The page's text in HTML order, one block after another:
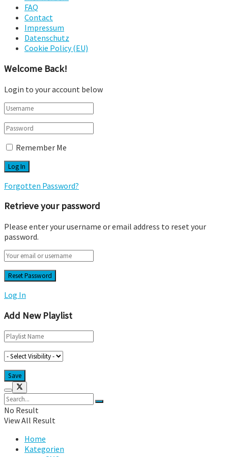
FAQ
Contact
Impressum
Datenschutz
Cookie Policy (EU)
Welcome Back!
Login to your account below
Remember Me
Forgotten Password?
Retrieve your password
Please enter your username or email address to reset your
password.
Log In
Add New Playlist
No Result
View All Result
Home
Kategorien